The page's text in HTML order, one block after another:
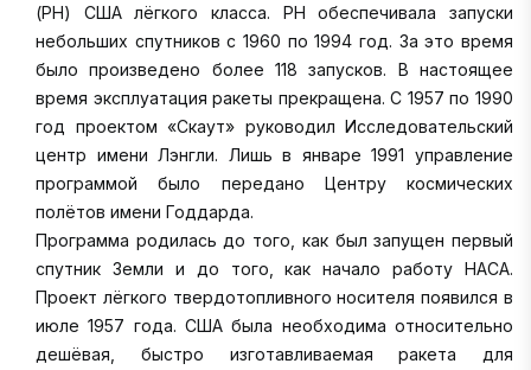
(РН) США лёгкого класса. РН обеспечивала запуски
небольших спутников с 1960 по 1994 год. За это время
было произведено более 118 запусков. В настоящее
время эксплуатация ракеты прекращена. С 1957 по 1990
год проектом «Скаут» руководил Исследовательский
центр имени Лэнгли. Лишь в январе 1991 управление
программой было передано Центру космических
полётов имени Годдарда.
Программа родилась до того, как был запущен первый
спутник Земли и до того, как начало работу НАСА.
Проект лёгкого твердотопливного носителя появился в
июле 1957 года. США была необходима относительно
дешёвая, быстро изготавливаемая ракета для